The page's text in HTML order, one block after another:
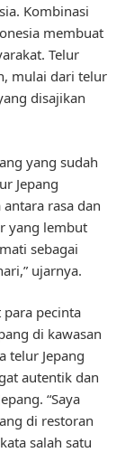
Kombinasi
membuat
Telur
mulai dari telur
disajikan
yang sudah
Jepang
rasa dan
yang lembut
sebagai
ujarnya.
pecinta
di kawasan
telur Jepang
autentik dan
“Saya
di restoran
salah satu